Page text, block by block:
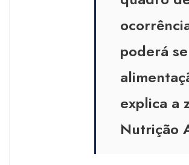
poderá
explica a
Nutrição